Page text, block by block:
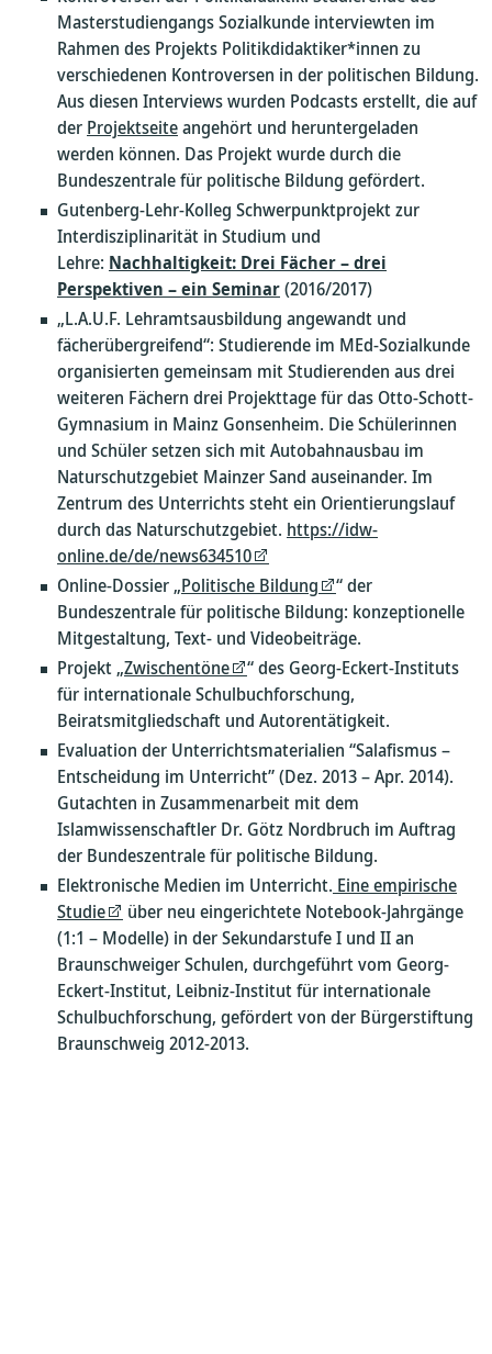
Masterstudiengangs Sozialkunde interviewten im
Rahmen des Projekts Politikdidaktiker*innen zu
verschiedenen Kontroversen in der politischen Bildung.
Aus diesen Interviews wurden Podcasts erstellt, die auf
der Projektseiteangehört und heruntergeladen
werden können. Das Projekt wurde durch die
Bundeszentrale für politische Bildung gefördert.
Gutenberg-Lehr-Kolleg Schwerpunktprojekt zur
Interdisziplinarität in Studium und
Lehre: Nachhaltigkeit: Drei Fächer – drei
Perspektiven – ein Seminar(2016/2017)
„L.A.U.F. Lehramtsausbildung angewandt und
fächerübergreifend“: Studierende im MEd-Sozialkunde
organisierten gemeinsam mit Studierenden aus drei
weiteren Fächern drei Projekttage für das Otto-Schott-
Gymnasium in Mainz Gonsenheim. Die Schülerinnen
und Schüler setzen sich mit Autobahnausbau im
Naturschutzgebiet Mainzer Sand auseinander. Im
Zentrum des Unterrichts steht ein Orientierungslauf
durch das Naturschutzgebiet. https://idw-
online.de/de/news634510
Online-Dossier „Politische Bildung
“ der
Bundeszentrale für politische Bildung: konzeptionelle
Mitgestaltung, Text- und Videobeiträge.
Projekt „Zwischentöne
“ des Georg-Eckert-Instituts
für internationale Schulbuchforschung,
Beiratsmitgliedschaft und Autorentätigkeit.
Evaluation der Unterrichtsmaterialien “Salafismus –
Entscheidung im Unterricht” (Dez. 2013 – Apr. 2014).
Gutachten in Zusammenarbeit mit dem
Islamwissenschaftler Dr. Götz Nordbruch im Auftrag
der Bundeszentrale für politische Bildung.
Elektronische Medien im Unterricht. Eine empirische
Studie
über neu eingerichtete Notebook-Jahrgänge
(1:1 – Modelle) in der Sekundarstufe I und II an
Braunschweiger Schulen, durchgeführt vom Georg-
Eckert-Institut, Leibniz-Institut für internationale
Schulbuchforschung, gefördert von der Bürgerstiftung
Braunschweig 2012-2013.